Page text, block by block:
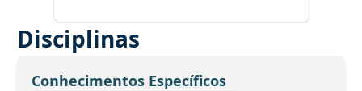
Disciplinas
Conhecimentos Específicos